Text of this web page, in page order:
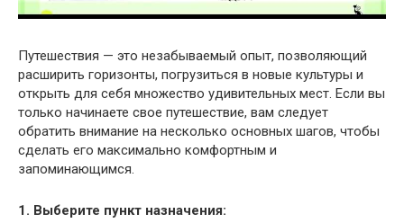
Путешествия — это незабываемый опыт, позволяющий
расширить горизонты, погрузиться в новые культуры и
открыть для себя множество удивительных мест. Если вы
только начинаете свое путешествие, вам следует
обратить внимание на несколько основных шагов, чтобы
сделать его максимально комфортным и
запоминающимся.
1. Выберите пункт назначения: